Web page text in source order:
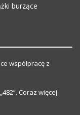
burzące
współpracę z
Coraz więcej